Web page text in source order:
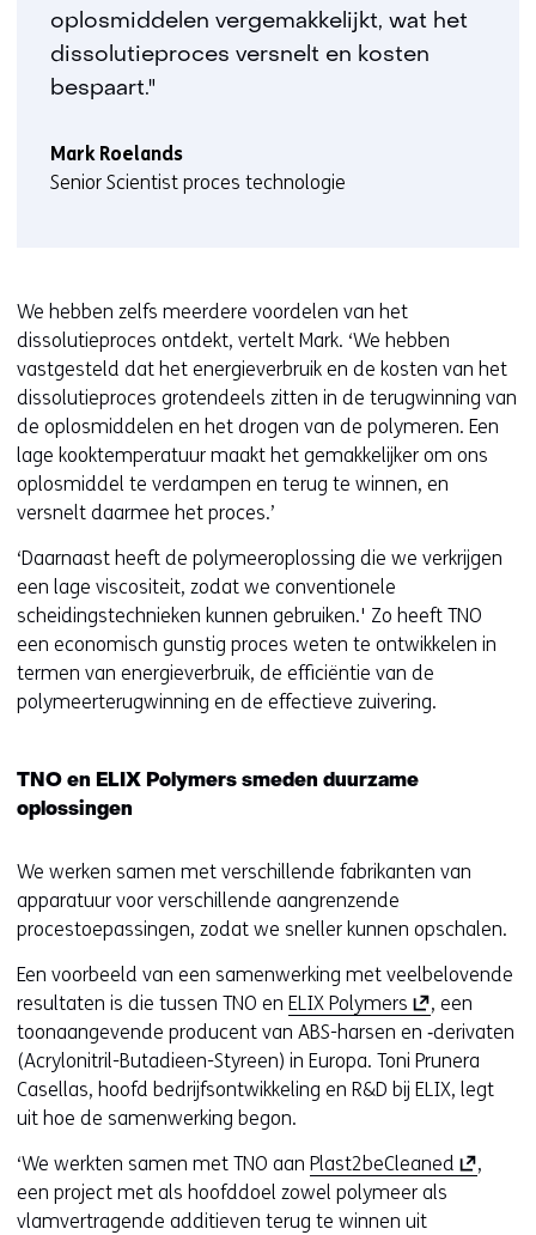
oplosmiddelen vergemakkelijkt, wat het
dissolutieproces versnelt en kosten
bespaart."
Mark Roelands
Senior Scientist proces technologie
We hebben zelfs meerdere voordelen van het
dissolutieproces ontdekt, vertelt Mark. ‘We hebben
vastgesteld dat het energieverbruik en de kosten van het
dissolutieproces grotendeels zitten in de terugwinning van
de oplosmiddelen en het drogen van de polymeren. Een
lage kooktemperatuur maakt het gemakkelijker om ons
oplosmiddel te verdampen en terug te winnen, en
versnelt daarmee het proces.’
‘Daarnaast heeft de polymeeroplossing die we verkrijgen
een lage viscositeit, zodat we conventionele
scheidingstechnieken kunnen gebruiken.' Zo heeft TNO
een economisch gunstig proces weten te ontwikkelen in
termen van energieverbruik, de efficiëntie van de
polymeerterugwinning en de effectieve zuivering.
TNO en ELIX Polymers smeden duurzame
oplossingen
We werken samen met verschillende fabrikanten van
apparatuur voor verschillende aangrenzende
procestoepassingen, zodat we sneller kunnen opschalen.
Een voorbeeld van een samenwerking met veelbelovende
resultaten is die tussen TNO en ELIX Polymers (
o
p
e
i
n
, een
toonaangevende producent van ABS-harsen en ‑derivaten
(Acrylonitril-Butadieen-Styreen) in Europa. Toni Prunera
Casellas, hoofd bedrijfsontwikkeling en R&D bij ELIX, legt
uit hoe de samenwerking begon.
‘We werkten samen met TNO aan Plast2beCleaned (
,
een project met als hoofddoel zowel polymeer als
vlamvertragende additieven terug te winnen uit